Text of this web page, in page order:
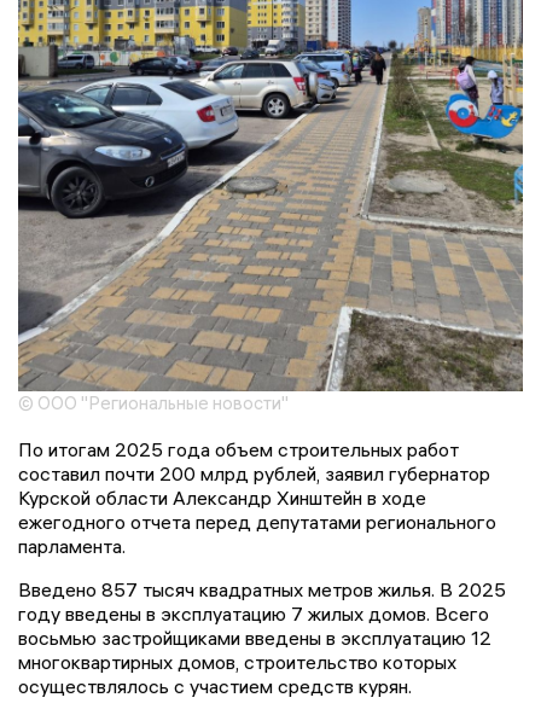
© ООО "Региональные новости"
По итогам 2025 года объем строительных работ
составил почти 200 млрд рублей, заявил губернатор
Курской области Александр Хинштейн в ходе
ежегодного отчета перед депутатами регионального
парламента.
Введено 857 тысяч квадратных метров жилья. В 2025
году введены в эксплуатацию 7 жилых домов. Всего
восьмью застройщиками введены в эксплуатацию 12
многоквартирных домов, строительство которых
осуществлялось с участием средств курян.